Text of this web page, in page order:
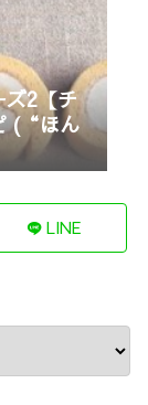
ズ2【チ
(“ほん
LINE